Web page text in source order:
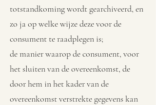
totstandkoming wordt gearchiveerd, en
zo ja op welke wijze deze voor de
consument te raadplegen is;
de manier waarop de consument, voor
het sluiten van de overeenkomst, de
door hem in het kader van de
overeenkomst verstrekte gegevens kan